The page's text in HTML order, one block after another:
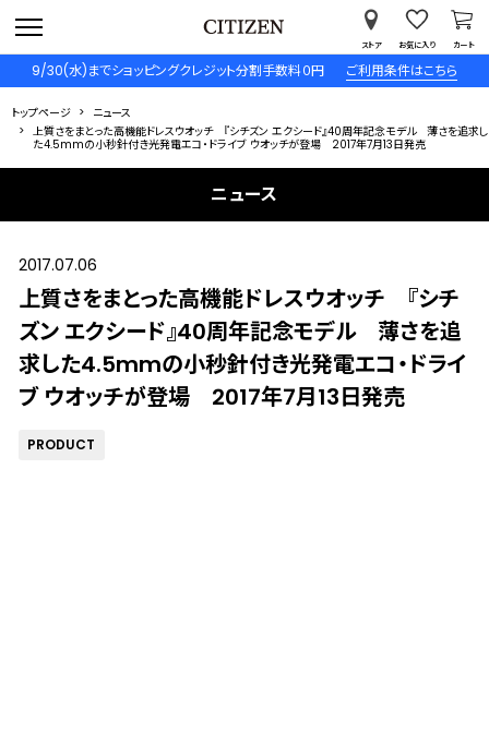
9/30(水)までショッピングクレジット分割手数料０円 ご利用条件はこちら
ストア お気に入り カート
トップページ
ニュース
上質さをまとった高機能ドレスウオッチ 『シチズン エクシード』40周年記念モデル 薄さを追求し
た4.5mmの小秒針付き光発電エコ・ドライブ ウオッチが登場 2017年7月13日発売
ニュース
2017.07.06
上質さをまとった高機能ドレスウオッチ 『シチ
ズン エクシード』40周年記念モデル 薄さを追
求した4.5mmの小秒針付き光発電エコ・ドライ
ブ ウオッチが登場 2017年7月13日発売
PRODUCT